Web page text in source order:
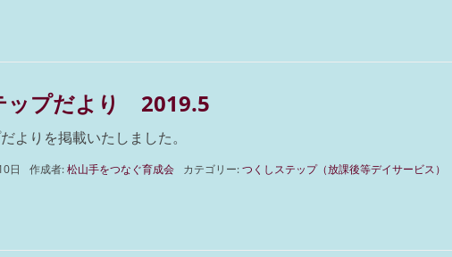
ップだより 2019.5
よりを掲載いたしました。
日 作成者:松山手をつなぐ育成会 カテゴリー:つくしステップ（放課後等デイサービス）